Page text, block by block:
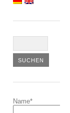
Name*